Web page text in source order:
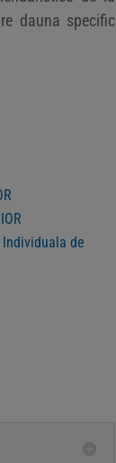
dauna specific
de